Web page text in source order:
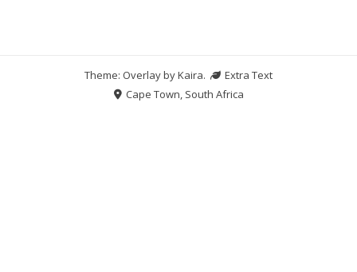
Theme: Overlay byKaira.
Extra Text
Cape Town, South Africa